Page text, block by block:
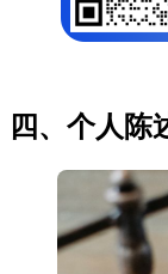
四、个人陈